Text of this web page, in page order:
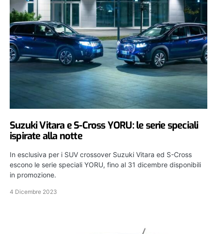
Suzuki Vitara e S-Cross YORU: le serie speciali
ispirate alla notte
In esclusiva per i SUV crossover Suzuki Vitara ed S-Cross
escono le serie speciali YORU, fino al 31 dicembre disponibili
in promozione.
4 Dicembre 2023